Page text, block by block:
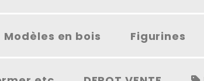
Modèles en bois Figurines